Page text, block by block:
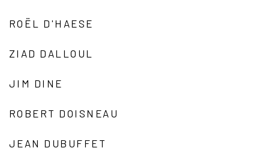
ROËL D'HAESE
ZIAD DALLOUL
JIM DINE
ROBERT DOISNEAU
JEAN DUBUFFET